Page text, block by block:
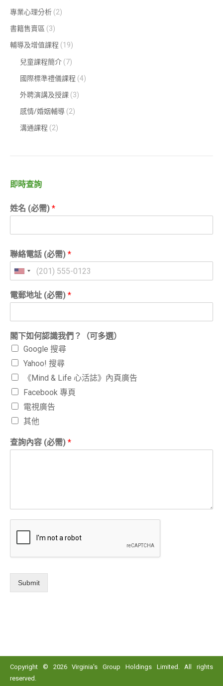
專業心理分析 (2)
書籍售賣區 (3)
輔導及增值課程 (19)
兒童課程簡介 (7)
國際標準禮儀課程 (4)
外聘演講及授課 (3)
感情/婚姻輔導 (2)
溝通課程 (2)
即時查詢
姓名 (必需) *
聯絡電話 (必需) *
電郵地址 (必需) *
閣下如何認識我們？（可多選）
Google 搜尋
Yahoo! 搜尋
《Mind & Life 心活誌》內頁廣告
Facebook 專頁
電視廣告
其他
查詢內容 (必需) *
Submit
Copyright © 2026 Virginia's Group Holdings Limited. All rights
reserved.